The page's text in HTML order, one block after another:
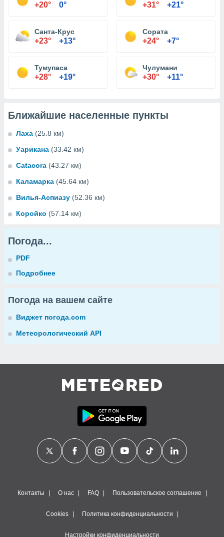
+20° 0° +31° +21°
Санта-Крус
+23° +13°
Сората
+24° +7°
Тумупаса
+28° +19°
Чулумани
+30° +11°
Ближайшие населенные пункты
Лаха (25.8 км)
Уарикана (33.42 км)
Catacora (43.27 км)
Каламарка (45.64 км)
Вилья-Аспиазу (52.36 км)
Коройко (57.14 км)
Погода...
PDF
Подробнее
Погода на вашем сайте
Виджет погода.com
Метеорологический API
Контакты О нас FAQ Пользовательское соглашение
Cookies Политика конфиденциальности
Настройки конфиденциальности